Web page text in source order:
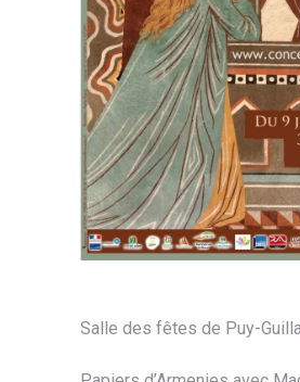
Salle des fêtes de Puy-